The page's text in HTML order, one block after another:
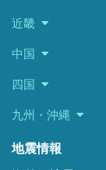
近畿
中国
四国
九州・沖縄
地震情報